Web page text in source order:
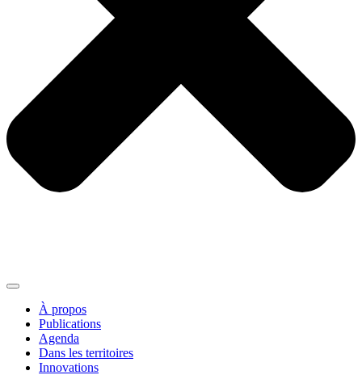
À propos
Publications
Agenda
Dans les territoires
Innovations